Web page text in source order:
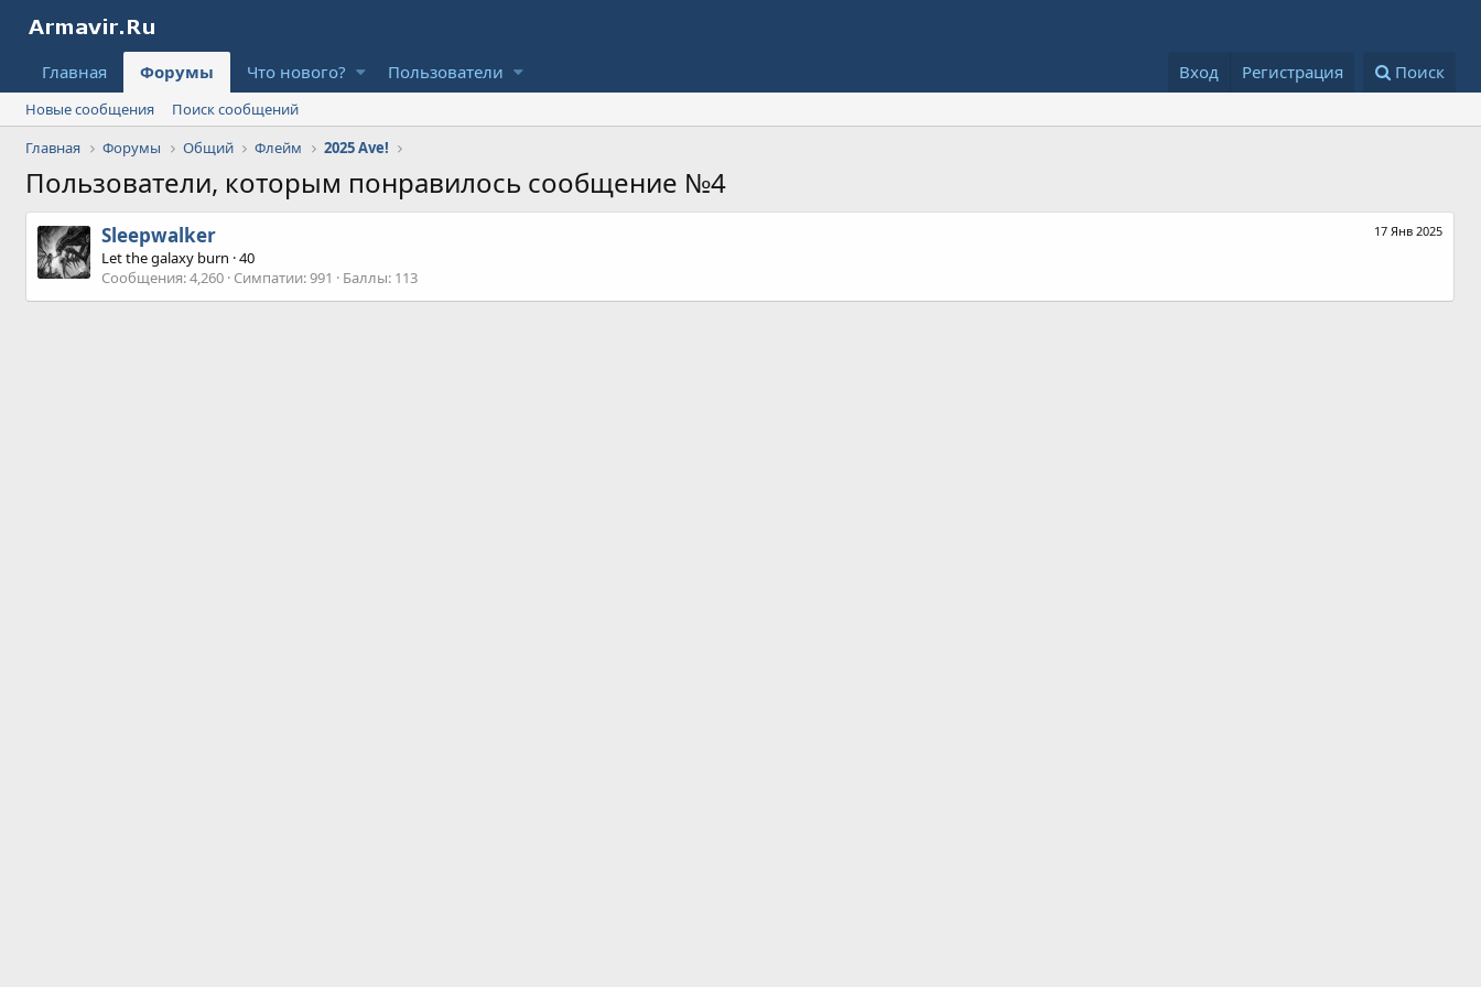
Главная Форумы Что нового? Пользователи Вход Регистрация Поиск
Новые сообщения
Поиск сообщений
Главная
Форумы Общий Флейм 2025 Ave!
Пользователи, которым понравилось сообщение №4
17 Янв 2025
Sleepwalker
Let the galaxy burn ·40
Сообщения 4,260 Симпатии 991 Баллы 113